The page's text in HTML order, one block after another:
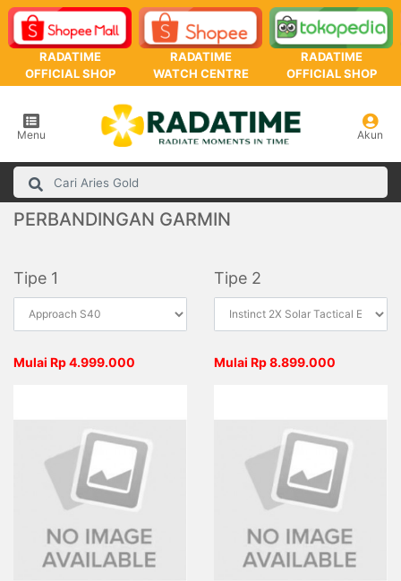
RADATIME
OFFICIAL SHOP
RADATIME
WATCH CENTRE
RADATIME
OFFICIAL SHOP
Menu Akun
PERBANDINGAN GARMIN
Tipe 1 Tipe 2
Mulai Rp 4.999.000 Mulai Rp 8.899.000